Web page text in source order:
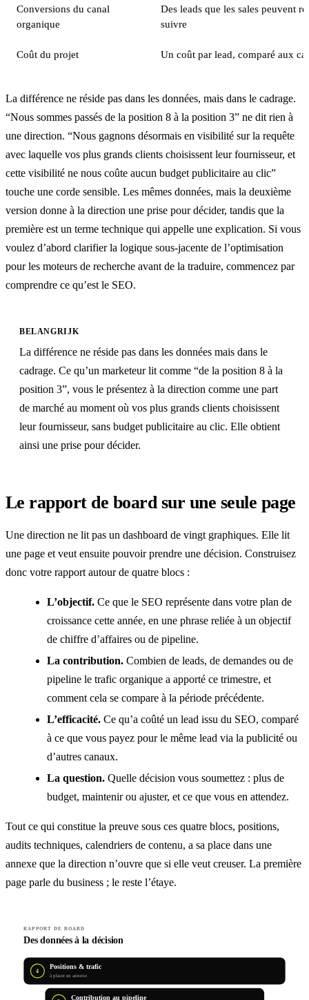
Conversions du canal
organique
Des leads que les sales peuvent
suivre
Coût du projet Un coût par lead, comparé aux
La différence ne réside pas dans les données, mais dans le cadrage.
“Nous sommes passés de la position 8 à la position 3” ne dit rien à
une direction. “Nous gagnons désormais en visibilité sur la requête
avec laquelle vos plus grands clients choisissent leur fournisseur, et
cette visibilité ne nous coûte aucun budget publicitaire au clic”
touche une corde sensible. Les mêmes données, mais la deuxième
version donne à la direction une prise pour décider, tandis que la
première est un terme technique qui appelle une explication. Si vous
voulez d’abord clarifier la logique sous-jacente de l’optimisation
pour les moteurs de recherche avant de la traduire, commencez par
comprendre ce qu’est le SEO.
BELANGRIJK
La différence ne réside pas dans les données mais dans le
cadrage. Ce qu’un marketeur lit comme “de la position 8 à la
position 3”, vous le présentez à la direction comme une part
de marché au moment où vos plus grands clients choisissent
leur fournisseur, sans budget publicitaire au clic. Elle obtient
ainsi une prise pour décider.
Le rapport de board sur une seule page
Une direction ne lit pas un dashboard de vingt graphiques. Elle lit
une page et veut ensuite pouvoir prendre une décision. Construisez
donc votre rapport autour de quatre blocs :
L’objectif. Ce que le SEO représente dans votre plan de
croissance cette année, en une phrase reliée à un objectif
de chiffre d’affaires ou de pipeline.
La contribution. Combien de leads, de demandes ou de
pipeline le trafic organique a apporté ce trimestre, et
comment cela se compare à la période précédente.
L’efficacité. Ce qu’a coûté un lead issu du SEO, comparé
à ce que vous payez pour le même lead via la publicité ou
d’autres canaux.
La question. Quelle décision vous soumettez : plus de
budget, maintenir ou ajuster, et ce que vous en attendez.
Tout ce qui constitue la preuve sous ces quatre blocs, positions,
audits techniques, calendriers de contenu, a sa place dans une
annexe que la direction n’ouvre que si elle veut creuser. La première
page parle du business ; le reste l’étaye.
RAPPORT DE BOARD
Des données à la décision
4
Positions & trafic
à placer en annexe
Contribution au pipeline